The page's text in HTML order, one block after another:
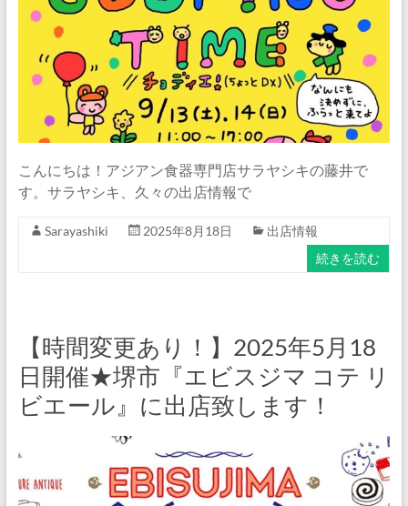
こんにちは！アジアン食器専門店サラヤシキの藤井で
す。サラヤシキ、久々の出店情報で
Sarayashiki 2025年8月18日
出店情報
続きを読む
【時間変更あり！】2025年5月18
日開催★堺市『エビスジマ コテ リ
ビエール』に出店致します！